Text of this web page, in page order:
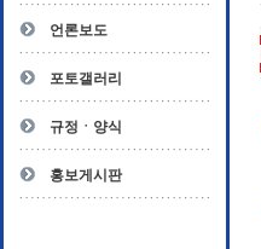
- 전문수련감독자
- 전문수련기관
언론보도
포토갤러리
규정ㆍ양식
홍보게시판